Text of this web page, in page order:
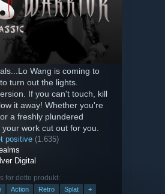
Wang is coming to
turn out the lights.
If you can't touch, kill
it away! Whether you're
a freshly plundered
work cut out for you.
positive (1.635)
Digital
for dette produkt:
Action Retro Splat +